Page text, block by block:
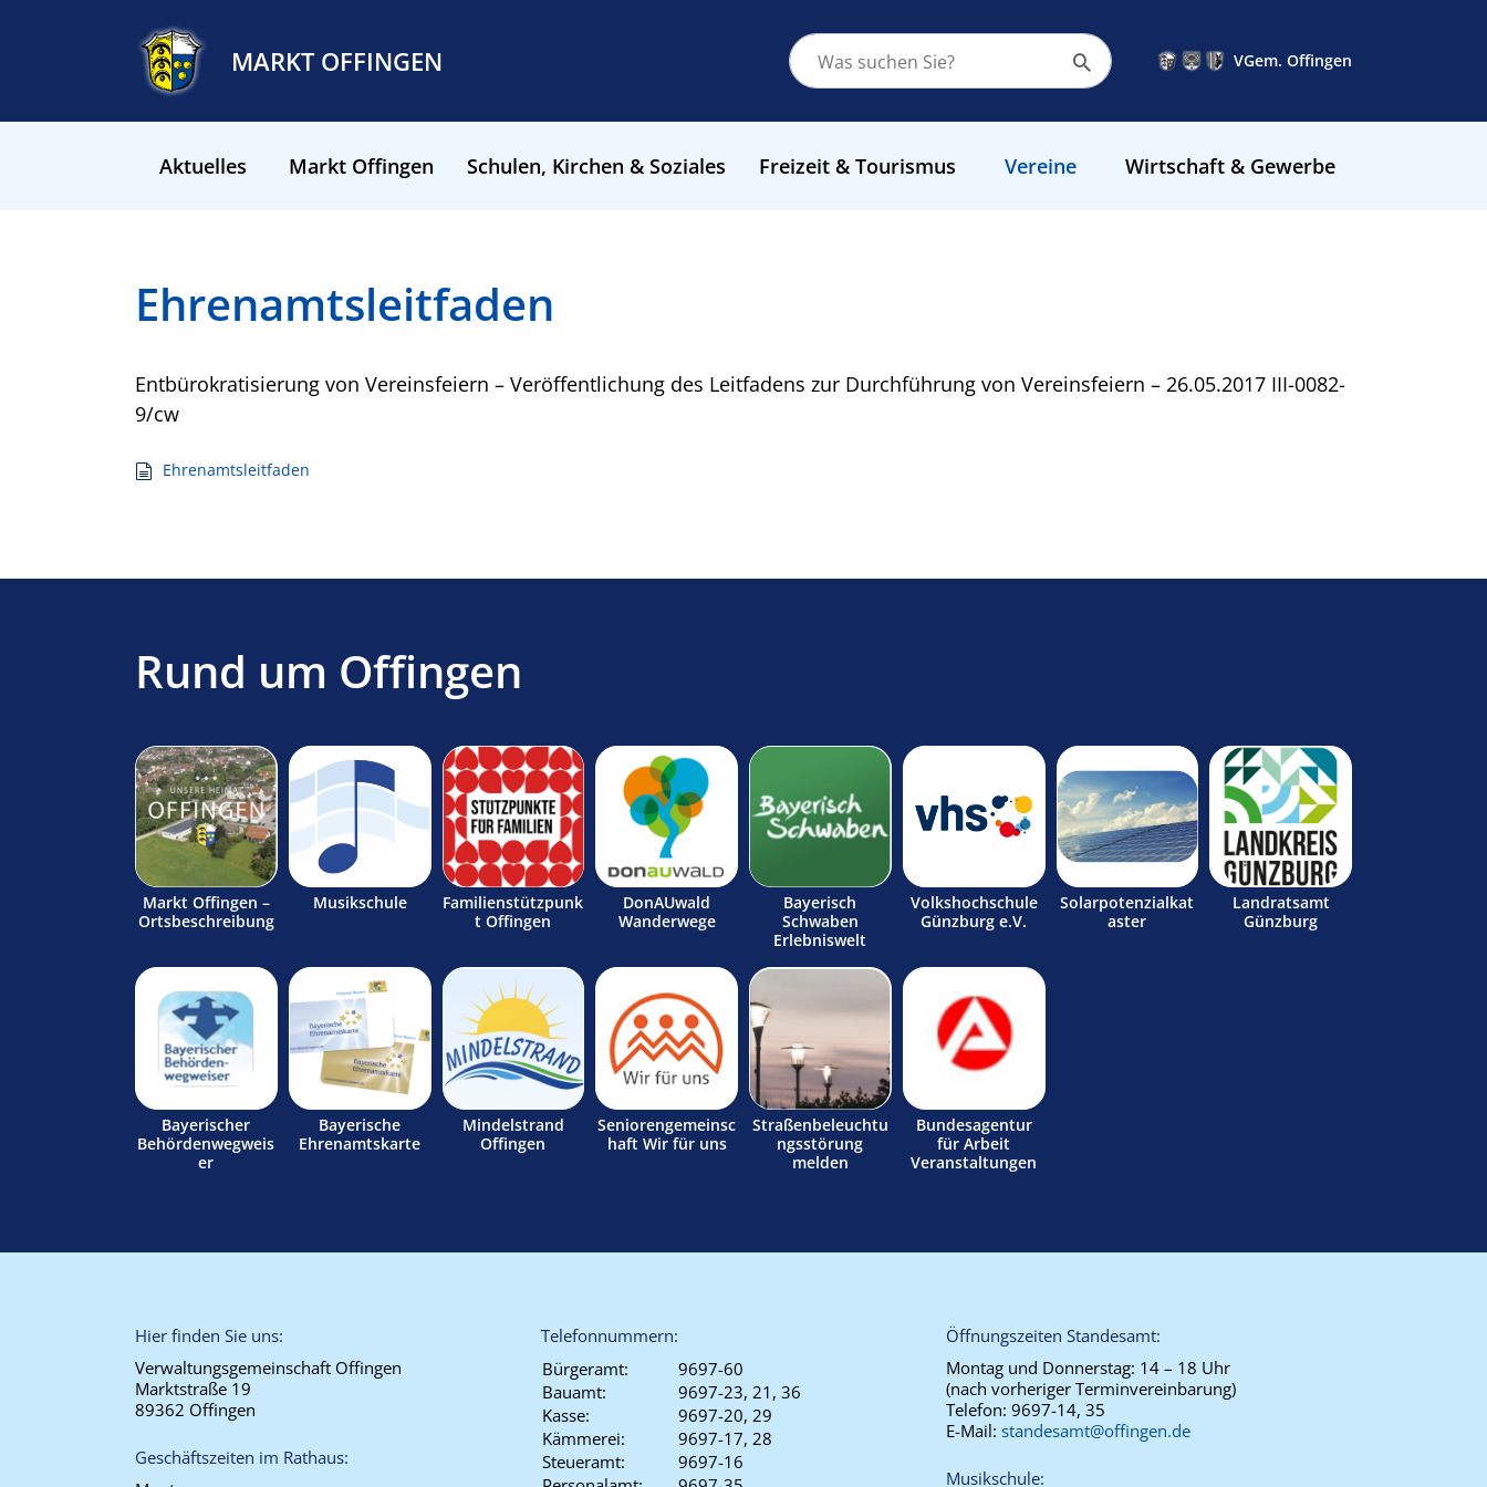
MARKT OFFINGEN VGem. Offingen
Aktuelles Markt Offingen Schulen, Kirchen & Soziales Freizeit & Tourismus Vereine Wirtschaft & Gewerbe
Ehrenamtsleitfaden
Entbürokratisierung von Vereinsfeiern – Veröffentlichung des Leitfadens zur Durchführung von Vereinsfeiern – 26.05.2017 III-0082-
9/cw
Ehrenamtsleitfaden
Rund um Offingen
Markt Offingen –
Ortsbeschreibung
Musikschule
Familienstützpunk
t Offingen
DonAUwald
Wanderwege
Bayerisch
Schwaben
Erlebniswelt
Volkshochschule
Günzburg e.V.
Solarpotenzialkat
aster
Landratsamt
Günzburg
Bayerischer
Behördenwegweis
er
Bayerische
Ehrenamtskarte
Mindelstrand
Offingen
Seniorengemeinsc
haft Wir für uns
Straßenbeleuchtu
ngsstörung
melden
Bundesagentur
für Arbeit
Veranstaltungen
Hier finden Sie uns:
Verwaltungsgemeinschaft Offingen
Marktstraße 19
89362 Offingen
Geschäftszeiten im Rathaus:
Telefonnummern:
Bürgeramt:
9697-60
Bauamt:
9697-23, 21, 36
Kasse:
9697-20, 29
Kämmerei:
9697-17, 28
Steueramt:
9697-16
Öffnungszeiten Standesamt:
Montag und Donnerstag: 14 – 18 Uhr
(nach vorheriger Terminvereinbarung)
Telefon:9697-14, 35
E-Mail:standesamt@offingen.de
Musikschule: